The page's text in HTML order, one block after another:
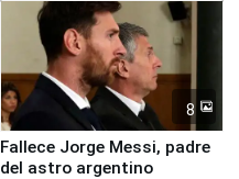
8
Fallece Jorge Messi, padre
del astro argentino